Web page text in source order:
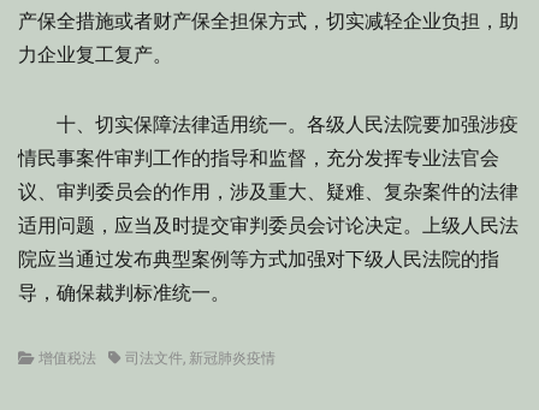
产保全措施或者财产保全担保方式，切实减轻企业负担，助
力企业复工复产。
十、切实保障法律适用统一。各级人民法院要加强涉疫
情民事案件审判工作的指导和监督，充分发挥专业法官会
议、审判委员会的作用，涉及重大、疑难、复杂案件的法律
适用问题，应当及时提交审判委员会讨论决定。上级人民法
院应当通过发布典型案例等方式加强对下级人民法院的指
导，确保裁判标准统一。
Categories
增值税法 Tags司法文件, 新冠肺炎疫情